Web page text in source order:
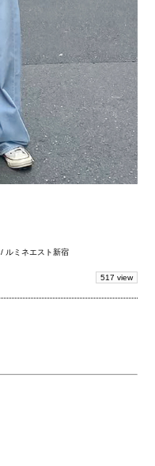
/ ルミネエスト新宿
517 view